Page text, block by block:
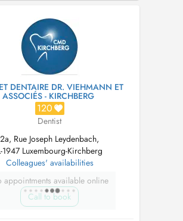
pour créer le meilleur design de
en tenant...
DENTAIRE DR. VIEHMANN ET
ASSOCIÉS - KIRCHBERG
120
Dentist
2a, Rue Joseph Leydenbach,
1947 Luxembourg-Kirchberg
Colleagues' availabilities
appointments available online
Call to book